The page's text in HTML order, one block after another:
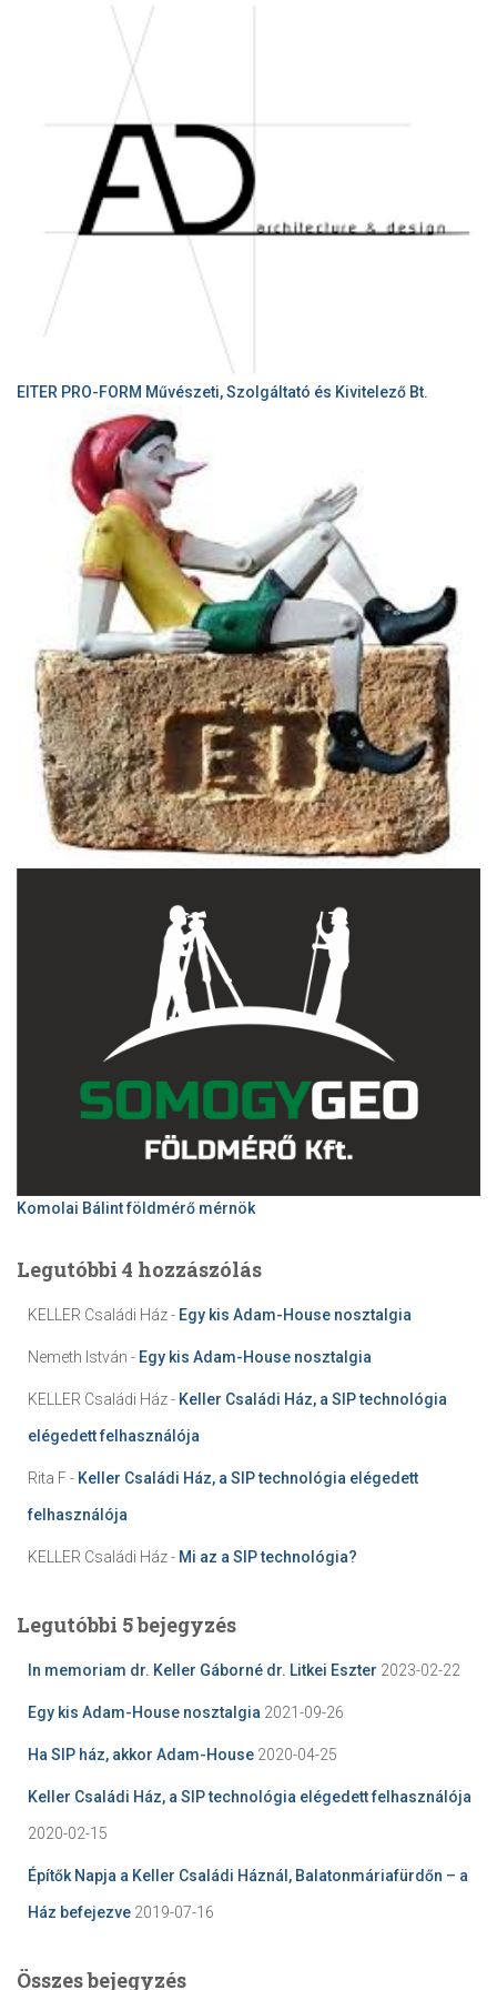
EITER PRO-FORM Művészeti, Szolgáltató és Kivitelező Bt.
Komolai Bálint földmérő mérnök
Legutóbbi 4 hozzászólás
KELLER Családi Ház- Egy kis Adam-House nosztalgia
Nemeth István - Egy kis Adam-House nosztalgia
KELLER Családi Ház- Keller Családi Ház, a SIP technológia
elégedett felhasználója
Rita F- Keller Családi Ház, a SIP technológia elégedett
felhasználója
KELLER Családi Ház- Mi az a SIP technológia?
Legutóbbi 5 bejegyzés
In memoriam dr. Keller Gáborné dr. Litkei Eszter 2023-02-22
Egy kis Adam-House nosztalgia 2021-09-26
Ha SIP ház, akkor Adam-House 2020-04-25
Keller Családi Ház, a SIP technológia elégedett felhasználója
2020-02-15
Építők Napja a Keller Családi Háznál, Balatonmáriafürdőn – a
Ház befejezve 2019-07-16
Összes bejegyzés